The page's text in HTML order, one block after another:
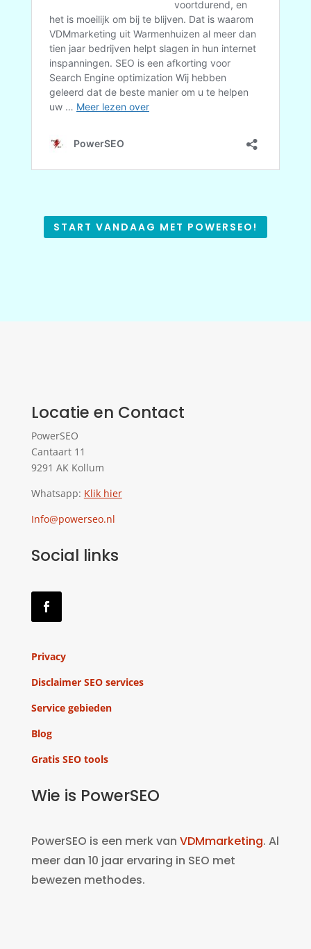
START VANDAAG MET POWERSEO!
Locatie en Contact
PowerSEO
Cantaart 11
9291 AK Kollum
Whatsapp: Klik hier
Info@powerseo.nl
Social links
Privacy
Disclaimer SEO services
Service gebieden
Blog
Gratis SEO tools
Wie is PowerSEO
PowerSEO is een merk van VDMmarketing. Al
meer dan 10 jaar ervaring in SEO met
bewezen methodes.